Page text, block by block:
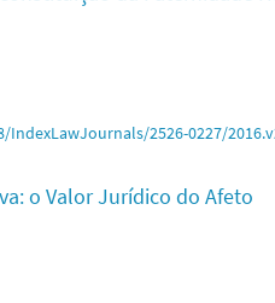
2526-0227/
o Valor Jurídico do Afeto